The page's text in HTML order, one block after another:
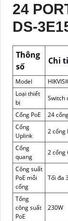
24
DS-
Thông
số
Chi
Model
Loại thiết
bị
Switch
Cổng PoE
24
Cổng
Uplink
2 cổng
Cổng
quang
2 cổng
Công suất
PoE mỗi
cổng
Tối đa
Tổng
công suất
PoE
230W